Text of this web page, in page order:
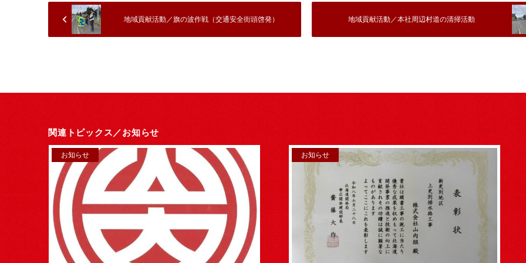
地域貢献活動／本社周辺村道の清掃活動
地域貢献活動／旗の波作戦（交通安全街頭啓発）
関連トピックス／お知らせ
お知らせ お知らせ